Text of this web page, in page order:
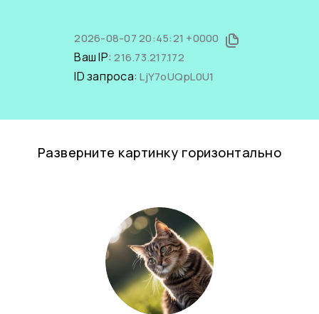
2026-08-07 20:45:21 +0000
Ваш IP:216.73.217.172
ID запроса:LjY7oUQpL0U1
Разверните картинку горизонтально